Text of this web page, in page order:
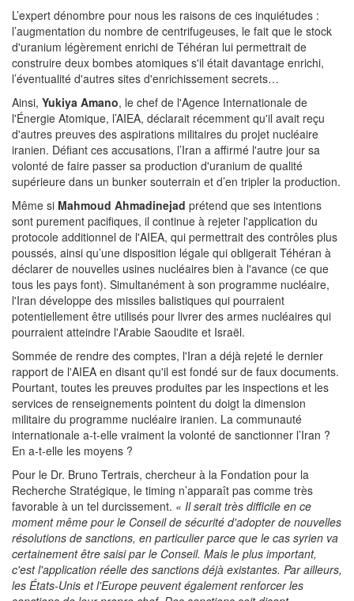
L’expert dénombre pour nous les raisons de ces inquiétudes :
l’augmentation du nombre de centrifugeuses, le fait que le stock
d'uranium légèrement enrichi de Téhéran lui permettrait de
construire deux bombes atomiques s'il était davantage enrichi,
l’éventualité d'autres sites d'enrichissement secrets…
Ainsi, Yukiya Amano, le chef de l'Agence Internationale de
l'Énergie Atomique, l’AIEA, déclarait récemment qu'il avait reçu
d'autres preuves des aspirations militaires du projet nucléaire
iranien. Défiant ces accusations, l’Iran a affirmé l'autre jour sa
volonté de faire passer sa production d'uranium de qualité
supérieure dans un bunker souterrain et d’en tripler la production.
Même si Mahmoud Ahmadinejad prétend que ses intentions
sont purement pacifiques, il continue à rejeter l'application du
protocole additionnel de l'AIEA, qui permettrait des contrôles plus
poussés, ainsi qu’une disposition légale qui obligerait Téhéran à
déclarer de nouvelles usines nucléaires bien à l'avance (ce que
tous les pays font). Simultanément à son programme nucléaire,
l'Iran développe des missiles balistiques qui pourraient
potentiellement être utilisés pour livrer des armes nucléaires qui
pourraient atteindre l'Arabie Saoudite et Israël.
Sommée de rendre des comptes, l'Iran a déjà rejeté le dernier
rapport de l'AIEA en disant qu'il est fondé sur de faux documents.
Pourtant, toutes les preuves produites par les inspections et les
services de renseignements pointent du doigt la dimension
militaire du programme nucléaire iranien. La communauté
internationale a-t-elle vraiment la volonté de sanctionner l’Iran ?
En a-t-elle les moyens ?
Pour le Dr. Bruno Tertrais, chercheur à la Fondation pour la
Recherche Stratégique, le timing n’apparaît pas comme très
favorable à un tel durcissement. « Il serait très difficile en ce
moment même pour le Conseil de sécurité d'adopter de nouvelles
résolutions de sanctions, en particulier parce que le cas syrien va
certainement être saisi par le Conseil. Mais le plus important,
c'est l'application réelle des sanctions déjà existantes. Par ailleurs,
les États-Unis et l'Europe peuvent également renforcer les